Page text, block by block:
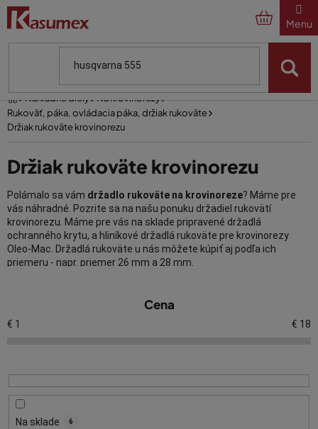
Prejsť
obsah
Náhradné diely
Na krovinorezy
Rukoväť, páka, ovládacia páka, držiak rukoväte
Držiak rukoväte krovinorezu
Držiak rukoväte krovinorezu
Polámalo sa vám držadlo rukoväte na krovinoreze? Máme pre
vás náhradné. Pozrite sa na našu ponuku držadiel rukovätí
krovinorezu. Máme pre vás na sklade pripravené držadlá
ochranného krytu, a hliníkové držadlá rukoväte pre krovinorezy
Oleo-Mac. Držadlá rukoväte u nás môžete kúpiť aj podľa ich
priemeru - napr. priemer 26 mm a 28 mm.
Cena
€ 1 € 18
Na sklade 6
p
p
r
o